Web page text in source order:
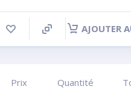
AJOUTER
Prix
Quantité